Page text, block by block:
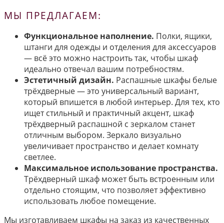
МЫ ПРЕДЛАГАЕМ:
Функциональное наполнение. Полки, ящики,
штанги для одежды и отделения для аксессуаров
— всё это можно настроить так, чтобы шкаф
идеально отвечал вашим потребностям.
Эстетичный дизайн. Распашные шкафы белые
трёхдверные — это универсальный вариант,
который впишется в любой интерьер. Для тех, кто
ищет стильный и практичный акцент, шкаф
трёхдверный распашной с зеркалом станет
отличным выбором. Зеркало визуально
увеличивает пространство и делает комнату
светлее.
Максимальное использование пространства.
Трёхдверный шкаф может быть встроенным или
отдельно стоящим, что позволяет эффективно
использовать любое помещение.
Мы изготавливаем шкафы на заказ из качественных